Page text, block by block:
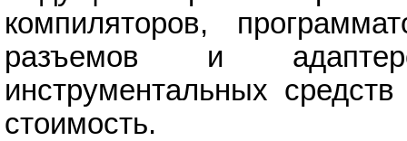
компиляторов,
разъемов и
инструментальных
стоимость.